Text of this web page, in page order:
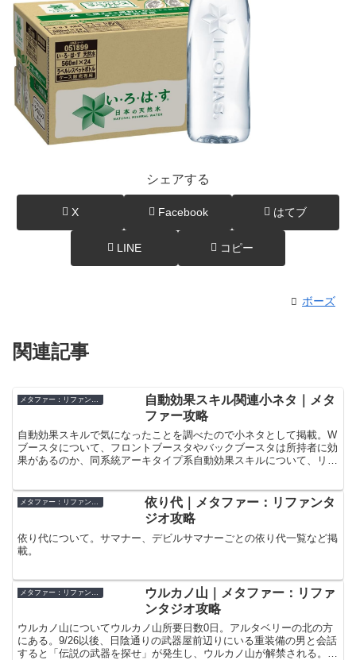
シェアする
X Facebook はてブ
LINE コピー
ボーズ
関連記事
自動効果スキル関連小ネタ｜メタ
ファー攻略
自動効果スキルで気になったことを調べたので小ネタとして掲載。W
ブースタについて、フロントブースタやバックブースタは所持者に効
果があるのか、同系統アーキタイプ系自動効果スキルについて、リベ
メタファー：リファンタジオ
依り代｜メタファー：リファンタ
ジオ攻略
依り代について。サマナー、デビルサマナーごとの依り代一覧など掲
載。
ウルカノ山｜メタファー：リファ
ンタジオ攻略
ウルカノ山についてウルカノ山所要日数0日。アルタベリーの北の方
にある。9/26以後、日陰通りの武器屋前辺りにいる重装備の男と会話
すると「伝説の武器を探せ」が発生し、ウルカノ山が解禁される。こ